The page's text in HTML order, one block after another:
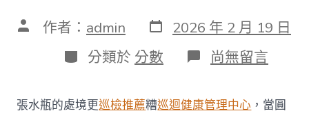
文 作者： admin 發
表
日
期
2026 年 2 月 19 日
分
類
分類於 分數 在
〈王
秀
傳
尚無留言
張水瓶的處境更巡檢推薦糟巡迴健康管理中心 ，當圓